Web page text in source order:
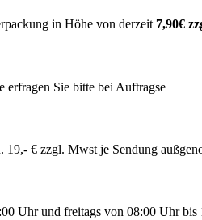
in Höhe von derzeit 7,90€
erfragen Sie bitte bei Auftragse
€ zzgl. Mwst je Sendung
Uhr und freitags von 08:00 Uhr